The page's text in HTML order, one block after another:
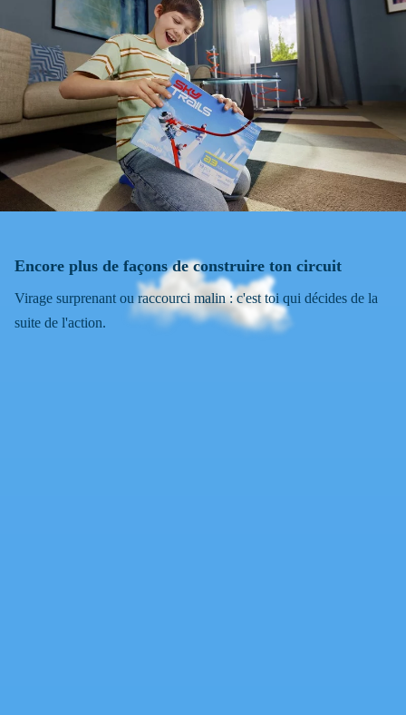
Encore plus de façons de construire ton circuit
Virage surprenant ou raccourci malin : c'est toi qui décides de la
suite de l'action.